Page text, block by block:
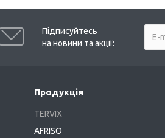
Підписуйтесь
на новини та акції:
Продукція
TERVIX
AFRISO